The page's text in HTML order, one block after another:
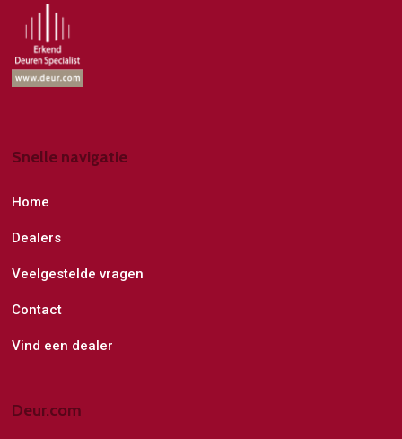
Snelle navigatie
Home
Dealers
Veelgestelde vragen
Contact
Vind een dealer
Deur.com